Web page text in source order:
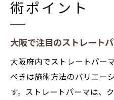
術ポイント
大阪で注目のストレート
大阪府内でストレートパー
べきは施術方法のバリエー
す。ストレートパーマは、